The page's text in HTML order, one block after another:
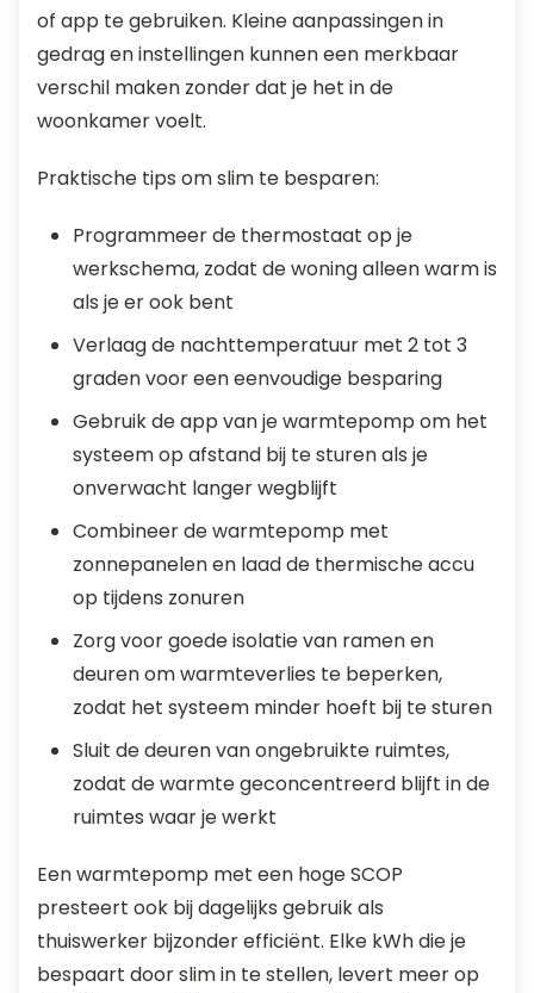
of app te gebruiken. Kleine aanpassingen in
gedrag en instellingen kunnen een merkbaar
verschil maken zonder dat je het in de
woonkamer voelt.
Praktische tips om slim te besparen:
Programmeer de thermostaat op je
werkschema, zodat de woning alleen warm is
als je er ook bent
Verlaag de nachttemperatuur met 2 tot 3
graden voor een eenvoudige besparing
Gebruik de app van je warmtepomp om het
systeem op afstand bij te sturen als je
onverwacht langer wegblijft
Combineer de warmtepomp met
zonnepanelen en laad de thermische accu
op tijdens zonuren
Zorg voor goede isolatie van ramen en
deuren om warmteverlies te beperken,
zodat het systeem minder hoeft bij te sturen
Sluit de deuren van ongebruikte ruimtes,
zodat de warmte geconcentreerd blijft in de
ruimtes waar je werkt
Een warmtepomp met een hoge SCOP
presteert ook bij dagelijks gebruik als
thuiswerker bijzonder efficiënt. Elke kWh die je
bespaart door slim in te stellen, levert meer op